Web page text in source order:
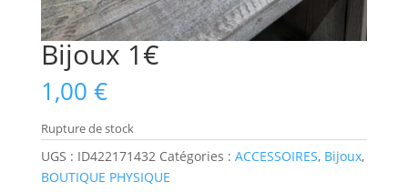
Bijoux 1€
1,00 €
Rupture de stock
UGS : ID422171432 Catégories : ACCESSOIRES, Bijoux,
BOUTIQUE PHYSIQUE